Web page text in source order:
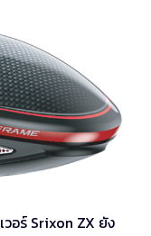
วอร์ Srixon ZX ยัง